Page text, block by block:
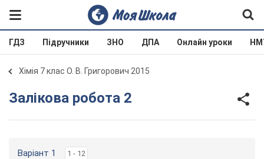
ГДЗ Підручники ЗНО ДПА Онлайн уроки
Хімія 7 клас О. В. Григорович 2015
Залікова робота 2
Варіант 1 1 - 12